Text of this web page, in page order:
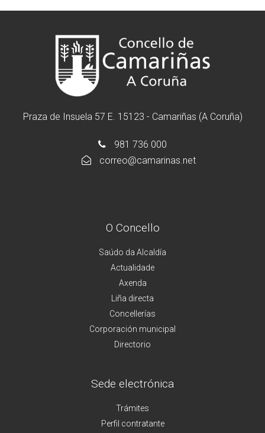
Praza de Insuela 57 E. 15123 - Camariñas (A Coruña)
981 736 000
correo@camarinas.net
O Concello
Saúdo da Alcaldía
Actualidade
Axenda
Liña directa
Concellerías
Corporación municipal
Directorio
Sede electrónica
Trámites
Perfil contratante